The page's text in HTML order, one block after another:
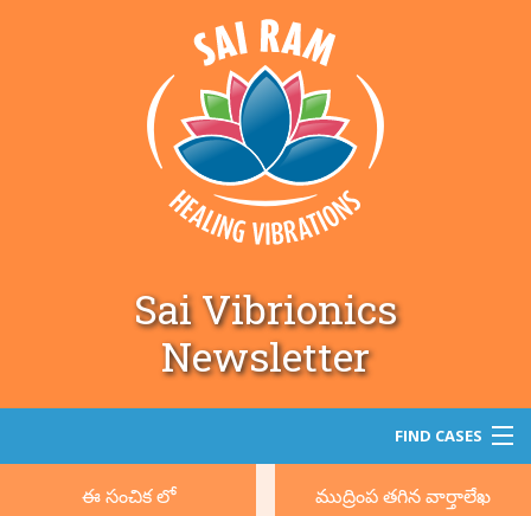
Sai Vibrionics
Newsletter
FIND CASES
శోధన
ఈ సంచిక లో ముద్రింప తగిన వార్తాలేఖ